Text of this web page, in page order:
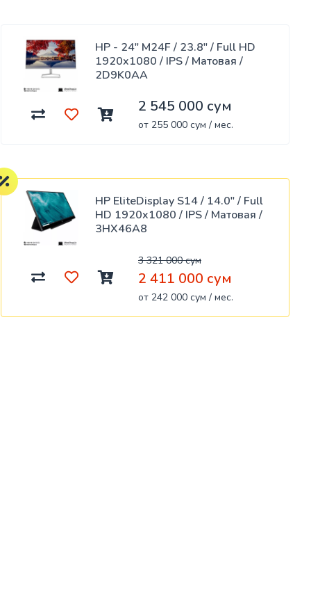
HP - 24" M24F / 23.8" / Full HD
1920x1080 / IPS / Матовая /
2D9K0AA
2 545 000 сум
от 255 000 сум / мес.
HP EliteDisplay S14 / 14.0" / Full
HD 1920x1080 / IPS / Матовая /
3HX46A8
3 321 000 сум
2 411 000 сум
от 242 000 сум / мес.